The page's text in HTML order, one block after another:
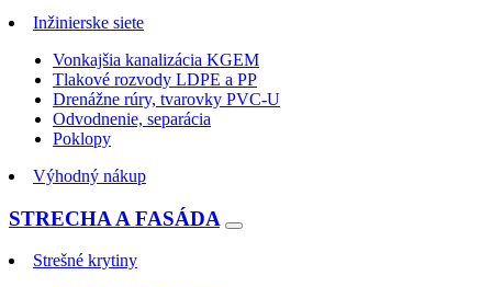
Inžinierske siete
Vonkajšia kanalizácia KGEM
Tlakové rozvody LDPE a PP
Drenážne rúry, tvarovky PVC-U
Odvodnenie, separácia
Poklopy
Výhodný nákup
STRECHA A FASÁDA
Strešné krytiny